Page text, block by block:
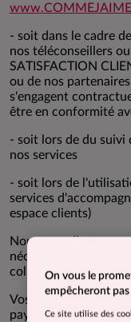
- soit dans le cadre
nos téléconseillers
SATISFACTION
ou de nos
s'engagent
être en conformité
- soit lors de du suivi
nos services
- soit lors de
services
espace clients)
Nous ne collectons
nécessaire à la
collecte.
Vos données
pays hors de l'UE ;
On vous le
empêcheront
Ce site utilise des